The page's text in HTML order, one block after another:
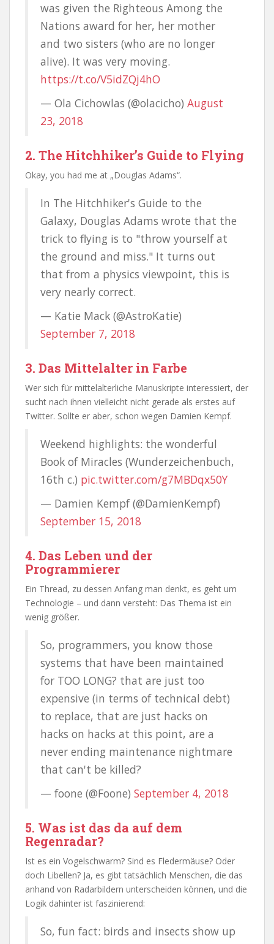
was given the Righteous Among the
Nations award for her, her mother
and two sisters (who are no longer
alive). It was very moving.
https://t.co/V5idZQj4hO
— Ola Cichowlas (@olacicho) August
23, 2018
2. The Hitchhiker’s Guide to Flying
Okay, you had me at „Douglas Adams“.
In The Hitchhiker's Guide to the
Galaxy, Douglas Adams wrote that the
trick to flying is to "throw yourself at
the ground and miss." It turns out
that from a physics viewpoint, this is
very nearly correct.
— Katie Mack (@AstroKatie)
September 7, 2018
3. Das Mittelalter in Farbe
Wer sich für mittelalterliche Manuskripte interessiert, der
sucht nach ihnen vielleicht nicht gerade als erstes auf
Twitter. Sollte er aber, schon wegen Damien Kempf.
Weekend highlights: the wonderful
Book of Miracles (Wunderzeichenbuch,
16th c.) pic.twitter.com/g7MBDqx50Y
— Damien Kempf (@DamienKempf)
September 15, 2018
4. Das Leben und der
Programmierer
Ein Thread, zu dessen Anfang man denkt, es geht um
Technologie – und dann versteht: Das Thema ist ein
wenig größer.
So, programmers, you know those
systems that have been maintained
for TOO LONG? that are just too
expensive (in terms of technical debt)
to replace, that are just hacks on
hacks on hacks at this point, are a
never ending maintenance nightmare
that can't be killed?
— foone (@Foone) September 4, 2018
5. Was ist das da auf dem
Regenradar?
Ist es ein Vogelschwarm? Sind es Fledermäuse? Oder
doch Libellen? Ja, es gibt tatsächlich Menschen, die das
anhand von Radarbildern unterscheiden können, und die
Logik dahinter ist faszinierend:
So, fun fact: birds and insects show up